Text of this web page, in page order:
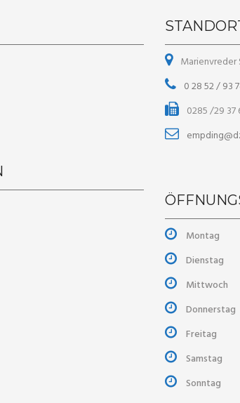
Marienvreder
0 28 52 / 93
0285 /29 37
Montag
Dienstag
Mittwoch
Donnerstag
Freitag
Samstag
Sonntag